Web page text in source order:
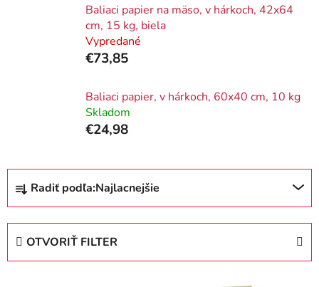
Baliaci papier na mäso, v hárkoch, 42x64
cm, 15 kg, biela
Vypredané
€73,85
Baliaci papier, v hárkoch, 60x40 cm, 10 kg
Skladom
€24,98
R
d
Radiť podľa:Najlacnejšie
OTVORIŤ FILTER